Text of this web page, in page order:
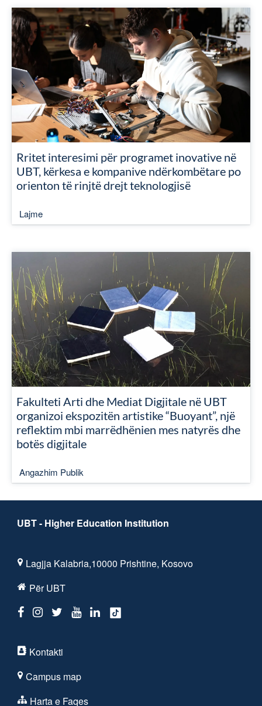
Rritet interesimi për programet inovative në
UBT, kërkesa e kompanive ndërkombëtare po
orienton të rinjtë drejt teknologjisë
Lajme
Fakulteti Arti dhe Mediat Digjitale në UBT
organizoi ekspozitën artistike “Buoyant”, një
reflektim mbi marrëdhënien mes natyrës dhe
botës digjitale
Angazhim Publik
UBT - Higher Education Institution
Lagjja Kalabria,10000 Prishtine, Kosovo
Për UBT
Kontakti
Campus map
Harta e Faqes